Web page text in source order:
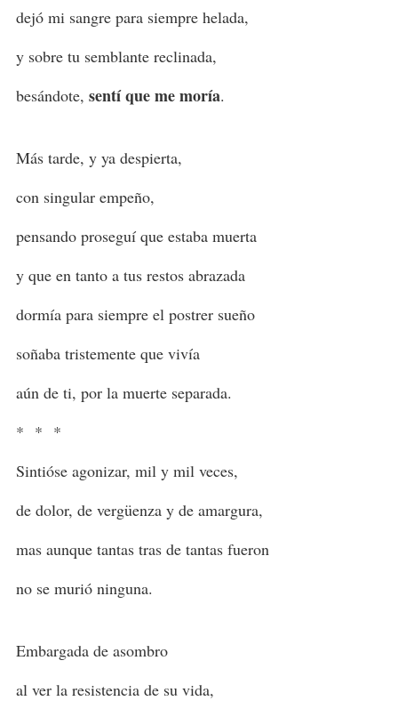
dejó mi sangre para siempre helada,
y sobre tu semblante reclinada,
besándote, sentí que me moría.
Más tarde, y ya despierta,
con singular empeño,
pensando proseguí que estaba muerta
y que en tanto a tus restos abrazada
dormía para siempre el postrer sueño
soñaba tristemente que vivía
aún de ti, por la muerte separada.
* * *
Sintióse agonizar, mil y mil veces,
de dolor, de vergüenza y de amargura,
mas aunque tantas tras de tantas fueron
no se murió ninguna.
Embargada de asombro
al ver la resistencia de su vida,